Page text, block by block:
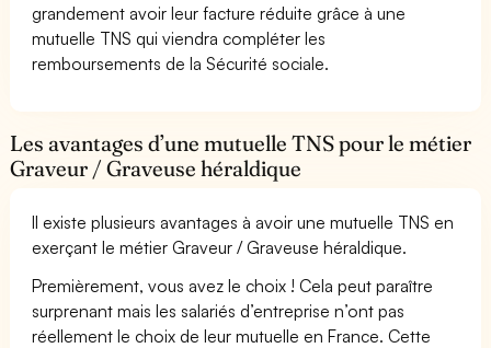
grandement avoir leur facture réduite grâce à une
mutuelle TNS qui viendra compléter les
remboursements de la Sécurité sociale.
Les avantages d’une mutuelle TNS pour le métier
Graveur / Graveuse héraldique
Il existe plusieurs avantages à avoir une mutuelle TNS en
exerçant le métier Graveur / Graveuse héraldique.
Premièrement, vous avez le choix ! Cela peut paraître
surprenant mais les salariés d’entreprise n’ont pas
réellement le choix de leur mutuelle en France. Cette